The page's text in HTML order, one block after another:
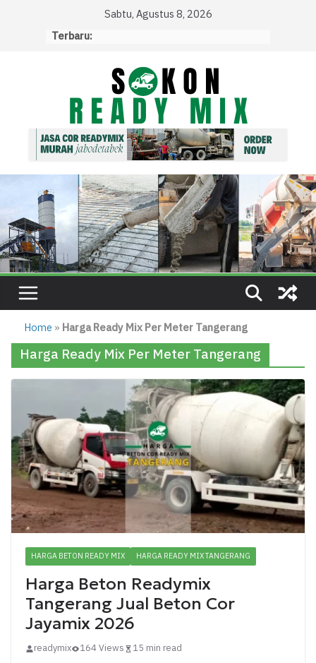
Sabtu, Agustus 8, 2026
Terbaru:
Home » Harga Ready Mix Per Meter Tangerang
Harga Ready Mix Per Meter Tangerang
HARGA BETON READY MIX HARGA READY MIX TANGERANG
Harga Beton Readymix
Tangerang Jual Beton Cor
Jayamix 2026
readymix 164 Views 15 min read